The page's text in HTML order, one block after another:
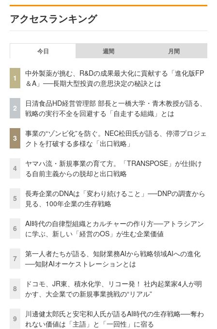
アクセスランキング
今日 週間 月間
1
中外製薬が挑む、R&Dの成果最大化に貢献する「進化版FP
＆A」──長期大型投資の意思決定の秘訣とは
2
日清食品HD経営管理部 部長と一橋大学・青木教授が語る、
戦略の実行不全を回避する「自走する組織」とは
3
事業の“ゾンビ化”を防ぐ。NEC松田氏が語る、停滞プロジェ
クトを打破する多様な「出口戦略」
4
ヤマハ流・新規事業の育て方。「TRANSPOSE」が仕掛け
る自前主義からの脱却と出口戦略
5
長寿企業のDNAは「変わり続けること」──DNPの調査から
見る、100年企業の生存戦略
6
AI時代の自律型組織とカルチャーの作り方──アトラシアン
に学ぶ、新しい「経営のOS」が生む企業価値
7
第一人者たちが語る、知財業務AIから戦略領域AIへの進化
──知財AIオーケストレーションとは
8
ドコモ、JR東、積水化学、リコー発！ 社内起業家4人が明
かす、大企業での新規事業挑戦の“リアル”
9
川邊健太郎氏と安宅和人氏が語るAI時代の生存戦略──奪わ
れない価値は「主語」と「一回性」に宿る